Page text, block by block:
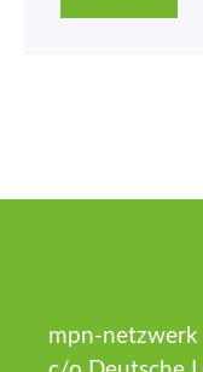
mpn-netzwerk